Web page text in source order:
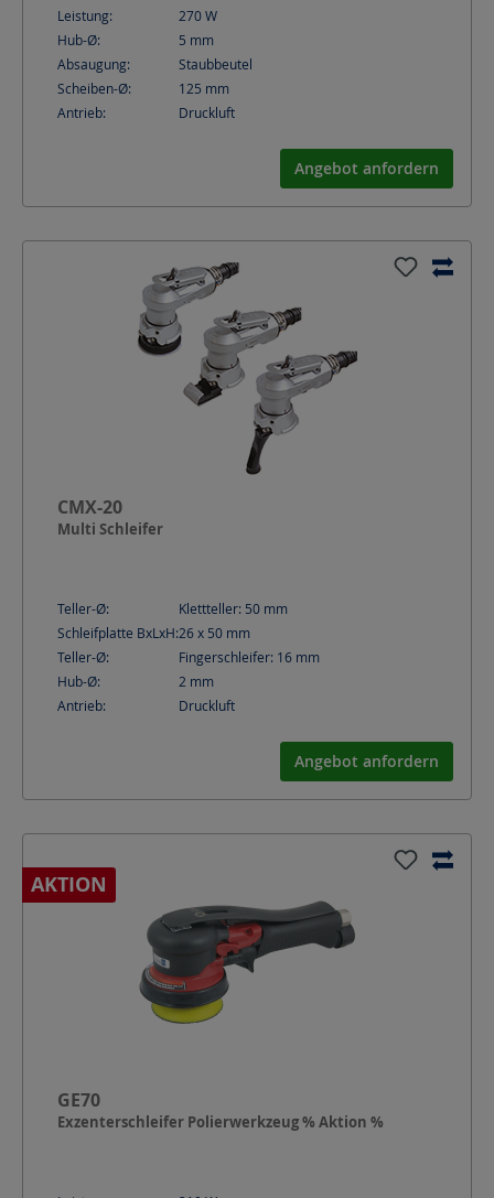
Leistung: 270W
Hub-Ø:
5 mm
Absaugung:
Staubbeutel
Scheiben-Ø:
125 mm
Antrieb:
Druckluft
Angebot anfordern
CMX-20
Multi Schleifer
Teller-Ø: Klettteller: 50 mm
Schleifplatte BxLxH:26 x 50 mm
Teller-Ø:
Fingerschleifer: 16 mm
Hub-Ø:
2 mm
Antrieb:
Druckluft
Angebot anfordern
AKTION
GE70
Exzenterschleifer Polierwerkzeug % Aktion %